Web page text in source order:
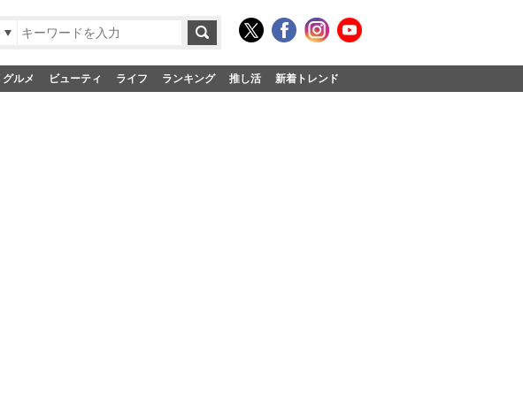
グルメ ビューティ ライフ ランキング 推し活 新着トレンド